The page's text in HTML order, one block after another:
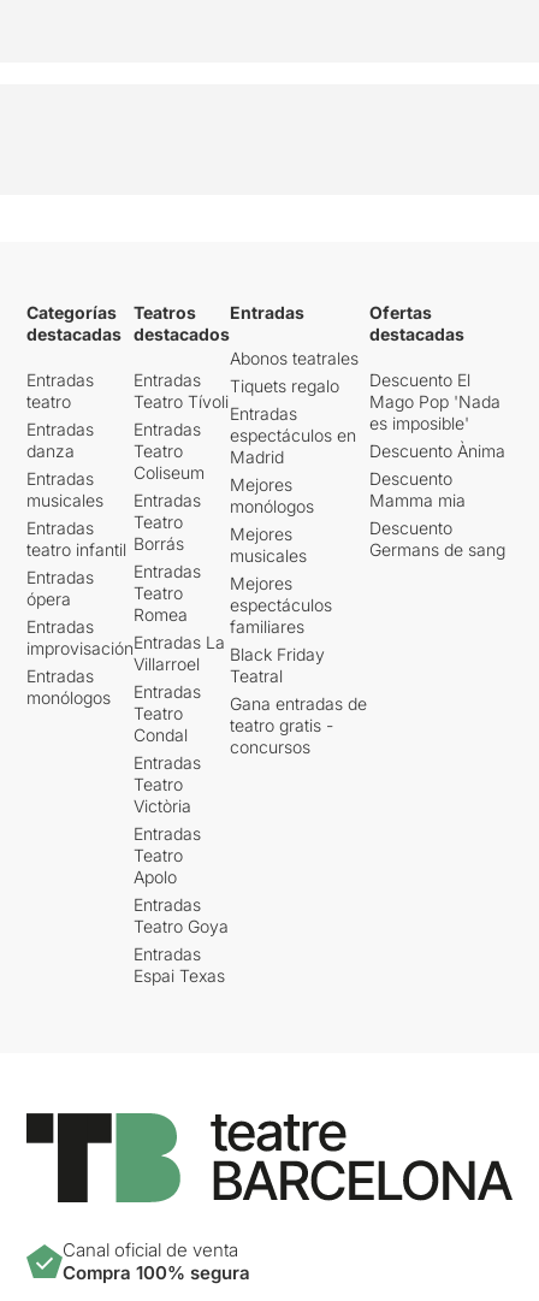
Categorías
destacadas
Entradas
teatro
Entradas
danza
Entradas
musicales
Entradas
teatro infantil
Entradas
ópera
Entradas
improvisación
Entradas
monólogos
Teatros
destacados
Entradas
Teatro Tívoli
Entradas
Teatro
Coliseum
Entradas
Teatro
Borrás
Entradas
Teatro
Romea
Entradas La
Villarroel
Entradas
Teatro
Condal
Entradas
Teatro
Victòria
Entradas
Teatro
Apolo
Entradas
Teatro Goya
Entradas
Espai Texas
Entradas
Abonos teatrales
Tiquets regalo
Entradas
espectáculos en
Madrid
Mejores
monólogos
Mejores
musicales
Mejores
espectáculos
familiares
Black Friday
Teatral
Gana entradas de
teatro gratis -
concursos
Ofertas
destacadas
Descuento El
Mago Pop 'Nada
es imposible'
Descuento Ànima
Descuento
Mamma mia
Descuento
Germans de sang
Canal oficial de venta
Compra 100% segura